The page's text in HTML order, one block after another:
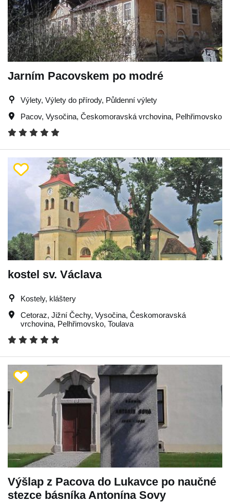
Jarním Pacovskem po modré
Výlety, Výlety do přírody, Půldenní výlety
Pacov, Vysočina, Českomoravská vrchovina, Pelhřimovsko
kostel sv. Václava
Kostely, kláštery
Cetoraz, Jižní Čechy, Vysočina, Českomoravská
vrchovina, Pelhřimovsko, Toulava
Výšlap z Pacova do Lukavce po naučné
stezce básníka Antonína Sovy